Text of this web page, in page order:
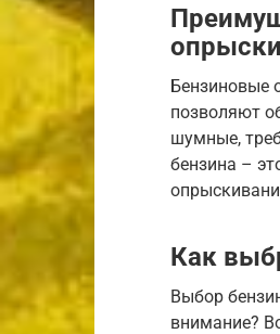
Бензиновые
позволяют
шумные,
бензина –
Как
Выбор
внимание?